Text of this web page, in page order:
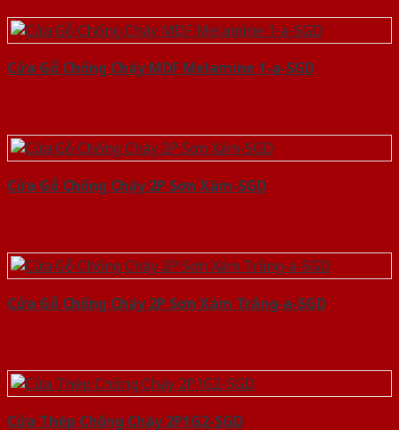
Cửa Gỗ Chống Cháy MDF Melamine 1-a-SGD
Cửa Gỗ Chống Cháy 2P Sơn Xám-SGD
Cửa Gỗ Chống Cháy 2P Sơn Xám Trắng-a-SGD
Cửa Thép Chống Cháy 2P1G2-SGD